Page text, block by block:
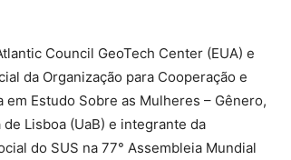
Council GeoTech Center (EUA) e
da Organização para Cooperação e
Estudo Sobre as Mulheres – Gênero,
Lisboa (UaB) e integrante da
do SUS na 77° Assembleia Mundial